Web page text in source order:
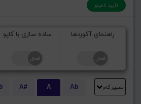
تأیید لامینور
راهنمای آکوردها ساده سازی با کاپو
تغییر گام Ab
A
A#